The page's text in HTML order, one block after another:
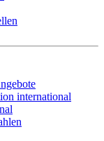
international